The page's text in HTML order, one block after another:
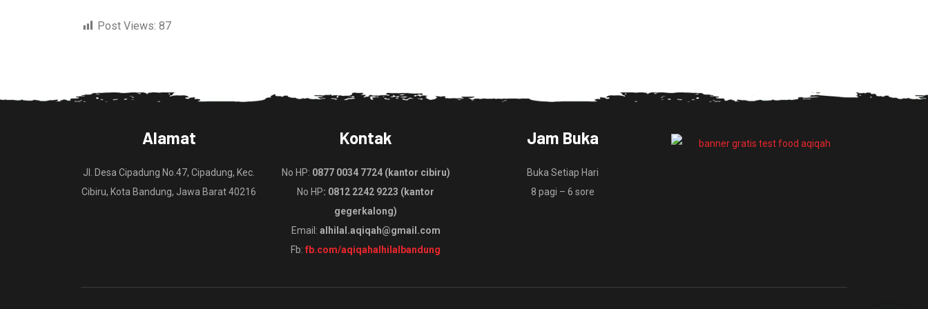
Post Views: 87
Alamat
Jl. Desa Cipadung No.47, Cipadung, Kec.
Cibiru, Kota Bandung, Jawa Barat 40216
Kontak
No HP: 0877 0034 7724 (kantor cibiru)
No HP: 0812 2242 9223 (kantor
gegerkalong)
Email: alhilal.aqiqah@gmail.com
Fb: fb.com/aqiqahalhilalbandung
Jam Buka
Buka Setiap Hari
8 pagi – 6 sore